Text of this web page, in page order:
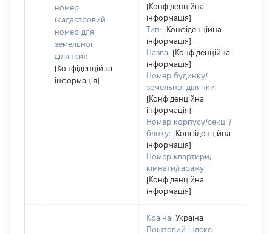
номер
(кадастровий
номер для
земельної
ділянки):
[Конфіденційна
інформація]
[Конфіденційна
інформація]
Тип: [Конфіденційна
інформація]
Назва: [Конфіденційна
інформація]
Номер будинку/
земельної ділянки:
[Конфіденційна
інформація]
Номер корпусу/секції/
блоку: [Конфіденційна
інформація]
Номер квартири/
кімнати/гаражу:
[Конфіденційна
інформація]
Країна: Україна
Поштовий індекс: